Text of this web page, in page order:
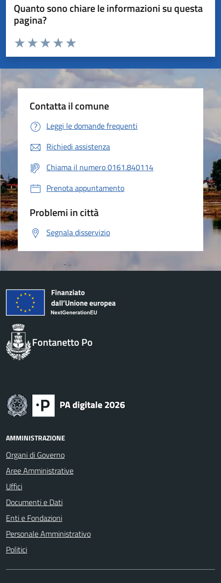
Quanto sono chiare le informazioni su questa
pagina?
Valuta da 1 a 5 stelle la pagina
Valuta 5 stelle su 5
Valuta 4 stelle su 5
Valuta 3 stelle su 5
Valuta 2 stelle su 5
Valuta 1 stelle su 5
Contatta il comune
Leggi le domande frequenti
Richiedi assistenza
Chiama il numero 0161.840114
Prenota appuntamento
Problemi in città
Segnala disservizio
Fontanetto Po
AMMINISTRAZIONE
Organi di Governo
Aree Amministrative
Uffici
Documenti e Dati
Enti e Fondazioni
Personale Amministrativo
Politici